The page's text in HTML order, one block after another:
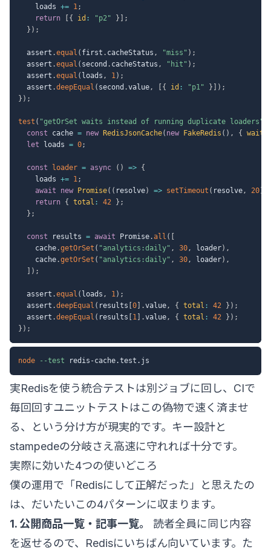
    loads
+= 1;
return
{ id : "p2" }
;
} ) ;
  assert
.equal ( first . cacheStatus , "miss" ) ;
  assert
.equal ( second . cacheStatus , "hit" ) ;
  assert
.equal ( loads , 1) ;
  assert
.deepEqual ( second .value, { id : "p1" } ) ;
} ) ;
test ( "getOrSet waits instead of running duplicate loaders"
const cache = new RedisJsonCache( new FakeRedis ( ) , {
let loads = 0;
const loader = async ( ) => {
    loads
+= 1;
await
new Promise( ( resolve) => setTimeout ( resolve, 20)
return { total : 42 } ;
} ;
const results = await Promise.all (
    cache
.getOrSet ( "analytics:daily" , 30, loader) ,
    cache
.getOrSet ( "analytics:daily" , 30, loader) ,
) ;
  assert
.equal ( loads , 1) ;
  assert
.deepEqual ( results 0 .value, { total : 42 } ) ;
  assert
.deepEqual ( results 1 .value, { total : 42 } ) ;
} ) ;
node --test
実Redisを使う統合テストは別ジョブに回し、CIで
毎回回すユニットテストはこの偽物で速く済ませ
る、という分け方が現実的です。キー設計と
stampedeの分岐さえ高速に守れれば十分です。
実際に効いた4つの使いどころ
僕の運用で「Redisにして正解だった」と思えたの
は、だいたいこの4パターンに収まります。
1. 公開商品一覧・記事一覧。
読者全員に同じ内容
を返せるので、Redisにいちばん向いています。た